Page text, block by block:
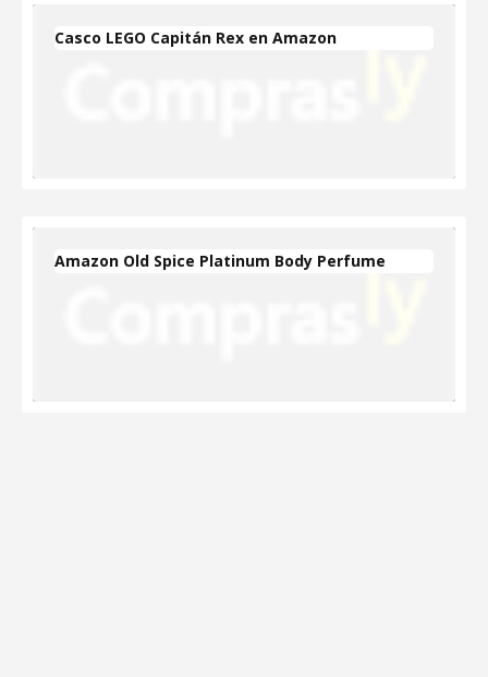
Casco LEGO Capitán Rex en Amazon
Amazon Old Spice Platinum Body Perfume